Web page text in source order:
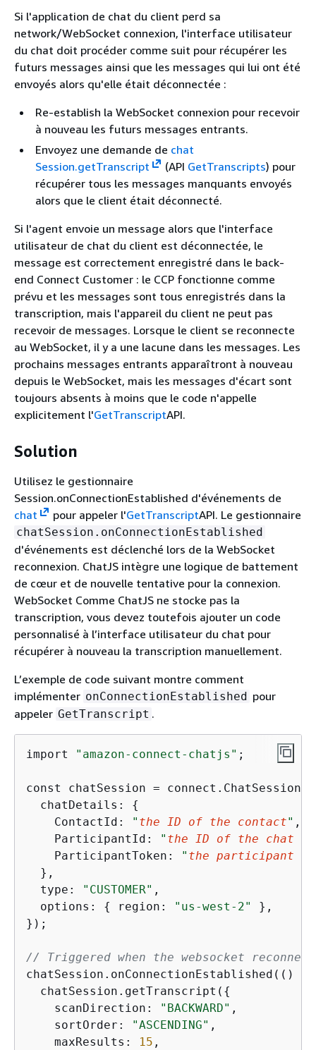
Si l'application de chat du client perd sa
network/WebSocket connexion, l'interface utilisateur
du chat doit procéder comme suit pour récupérer les
futurs messages ainsi que les messages qui lui ont été
envoyés alors qu'elle était déconnectée :
Re-establish la WebSocket connexion pour recevoir
à nouveau les futurs messages entrants.
Envoyez une demande de chat
Session.getTranscript
(API GetTranscripts) pour
récupérer tous les messages manquants envoyés
alors que le client était déconnecté.
Si l'agent envoie un message alors que l'interface
utilisateur de chat du client est déconnectée, le
message est correctement enregistré dans le back-
end Connect Customer : le CCP fonctionne comme
prévu et les messages sont tous enregistrés dans la
transcription, mais l'appareil du client ne peut pas
recevoir de messages. Lorsque le client se reconnecte
au WebSocket, il y a une lacune dans les messages. Les
prochains messages entrants apparaîtront à nouveau
depuis le WebSocket, mais les messages d'écart sont
toujours absents à moins que le code n'appelle
explicitement l'GetTranscriptAPI.
Solution
Utilisez le gestionnaire
Session.onConnectionEstablished d'événements de
chat
pour appeler l'GetTranscriptAPI. Le gestionnaire
chatSession.onConnectionEstablished
d'événements est déclenché lors de la WebSocket
reconnexion. ChatJS intègre une logique de battement
de cœur et de nouvelle tentative pour la connexion.
WebSocket Comme ChatJS ne stocke pas la
transcription, vous devez toutefois ajouter un code
personnalisé à l’interface utilisateur du chat pour
récupérer à nouveau la transcription manuellement.
L’exemple de code suivant montre comment
implémenter onConnectionEstablished pour
appeler GetTranscript .
import "amazon-connect-chatjs" ;
const chatSession =
  chatDetails:
{
    ContactId:
" the ID of the contact" ,
    ParticipantId:
" the ID of the chat
    ParticipantToken:
" the participant
  },
  type:
"CUSTOMER" ,
  options:
{ region: "us-west-2"
},
});
// Triggered when the websocket
chatSession.onConnectionEstablished(()
  chatSession.getTranscript(
{
    scanDirection:
"BACKWARD" ,
    sortOrder:
"ASCENDING" ,
    maxResults:
15 ,